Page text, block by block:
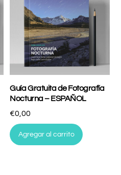
Guía Gratuita de Fotografía
Nocturna – ESPAÑOL
€0,00
Agregar al carrito